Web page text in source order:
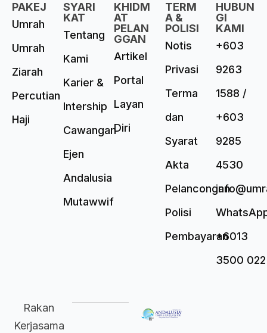
PAKEJ
Umrah
Umrah
Ziarah
Percutian
Haji
SYARI
KAT
Tentang
Kami
Karier &
Intership
Cawangan
Ejen
Andalusia
Mutawwif
KHIDM
AT
PELAN
GGAN
Artikel
Portal
Layan
Diri
TERM
A &
POLISI
Notis
Privasi
Terma
dan
Syarat
Akta
Pelancongan
Polisi
Pembayaran
HUBUN
GI
KAMI
+603
9263
1588 /
+603
9285
4530
+6013
3500 022
Rakan
Kerjasama